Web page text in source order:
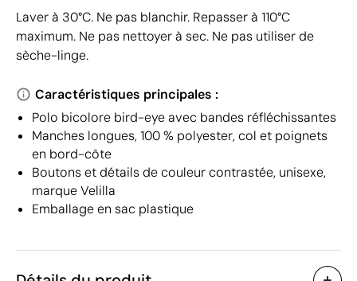
Laver à 30°C. Ne pas blanchir. Repasser à 110°C
maximum. Ne pas nettoyer à sec. Ne pas utiliser de
sèche-linge.
Caractéristiques principales :
Polo bicolore bird-eye avec bandes réfléchissantes
Manches longues, 100 % polyester, col et poignets
en bord-côte
Boutons et détails de couleur contrastée, unisexe,
marque Velilla
Emballage en sac plastique